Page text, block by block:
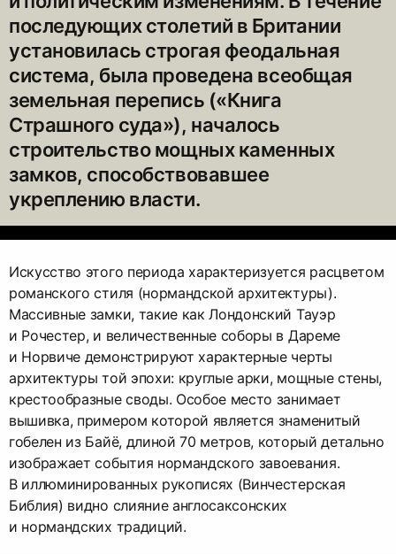
последующих столетий в Британии
установилась строгая феодальная
система, была проведена всеобщая
земельная перепись («Книга
Страшного суда»), началось
строительство мощных каменных
замков, способствовавшее
укреплению власти.
Искусство этого периода характеризуется расцветом
романского стиля (нормандской архитектуры).
Массивные замки, такие как Лондонский Тауэр
и Рочестер, и величественные соборы в Дареме
и Норвиче демонстрируют характерные черты
архитектуры той эпохи: круглые арки, мощные стены,
крестообразные своды. Особое место занимает
вышивка, примером которой является знаменитый
гобелен из Байё, длиной 70 метров, который детально
изображает события нормандского завоевания.
В иллюминированных рукописях (Винчестерская
Библия) видно слияние англосаксонских
и нормандских традиций.